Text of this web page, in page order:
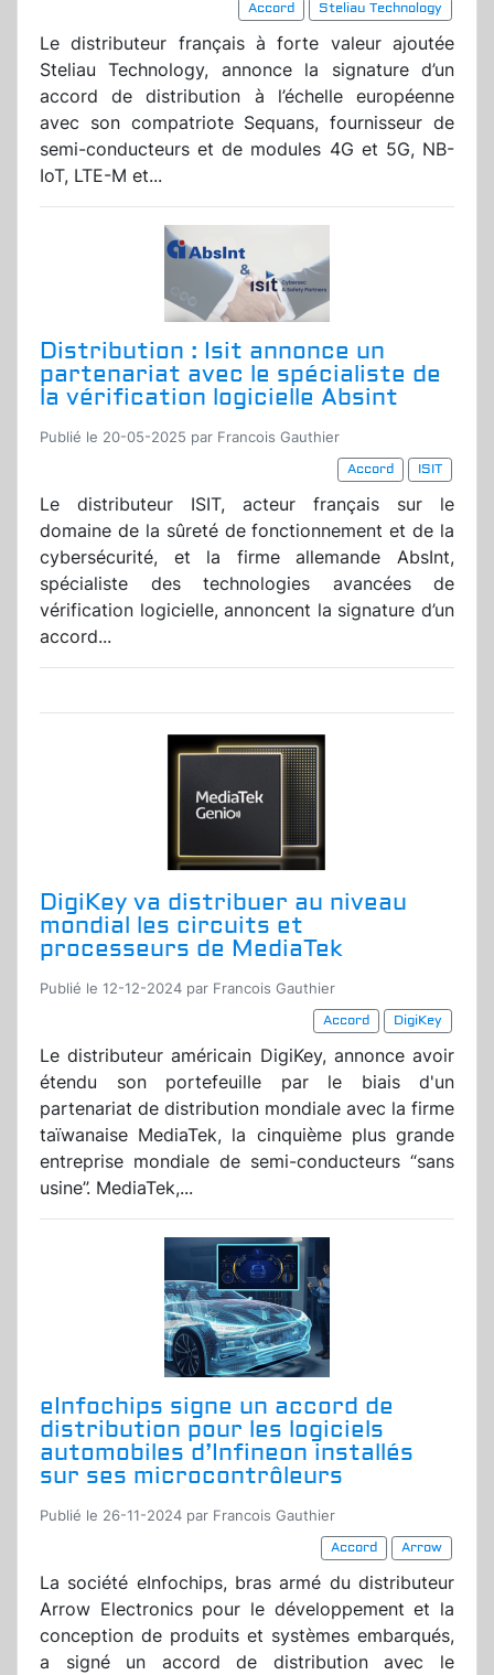
Accord Steliau Technology
Le distributeur français à forte valeur ajoutée
Steliau Technology, annonce la signature d’un
accord de distribution à l’échelle européenne
avec son compatriote Sequans, fournisseur de
semi-conducteurs et de modules 4G et 5G, NB-
IoT, LTE-M et...
Distribution : Isit annonce un
partenariat avec le spécialiste de
la vérification logicielle Absint
Publié le 20-05-2025 par Francois Gauthier
Accord
ISIT
Le distributeur ISIT, acteur français sur le
domaine de la sûreté de fonctionnement et de la
cybersécurité, et la firme allemande AbsInt,
spécialiste des technologies avancées de
vérification logicielle, annoncent la signature d’un
accord...
DigiKey va distribuer au niveau
mondial les circuits et
processeurs de MediaTek
Publié le 12-12-2024 par Francois Gauthier
Accord
DigiKey
Le distributeur américain DigiKey, annonce avoir
étendu son portefeuille par le biais d'un
partenariat de distribution mondiale avec la firme
taïwanaise MediaTek, la cinquième plus grande
entreprise mondiale de semi-conducteurs “sans
usine”. MediaTek,...
eInfochips signe un accord de
distribution pour les logiciels
automobiles d’Infineon installés
sur ses microcontrôleurs
Publié le 26-11-2024 par Francois Gauthier
Accord
Arrow
La société eInfochips, bras armé du distributeur
Arrow Electronics pour le développement et la
conception de produits et systèmes embarqués,
a signé un accord de distribution avec le